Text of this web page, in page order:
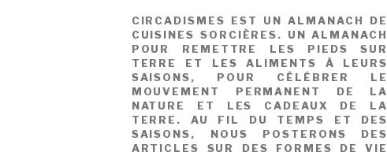
CIRCADISMES EST UN ALMANACH DE
CUISINES SORCIÈRES. UN ALMANACH
POUR REMETTRE LES PIEDS SUR
TERRE ET LES ALIMENTS À LEURS
SAISONS, POUR CÉLÉBRER LE
MOUVEMENT PERMANENT DE LA
NATURE ET LES CADEAUX DE LA
TERRE. AU FIL DU TEMPS ET DES
SAISONS, NOUS POSTERONS DES
ARTICLES SUR DES FORMES DE VIE